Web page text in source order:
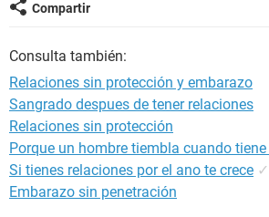
GLOSARIO
Compartir
Consulta también:
Relaciones sin protección y embarazo
Sangrado despues de tener relaciones
Relaciones sin protección
Porque un hombre tiembla cuando
Si tienes relaciones por el ano te crece ✓
Embarazo sin penetración